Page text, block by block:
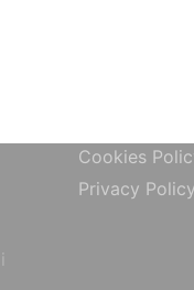
Cookies
Privacy Policy